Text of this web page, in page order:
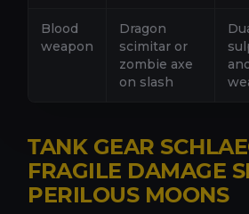
Blood
weapon
Dragon
scimitar or
zombie axe
on slash
TANK GEAR
FRAGILE DAMAGE
PERILOUS MOONS